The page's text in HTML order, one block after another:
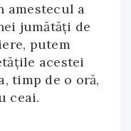
amestecul a
jumătăți de
putem
acestei
timp de o oră,
ceai.